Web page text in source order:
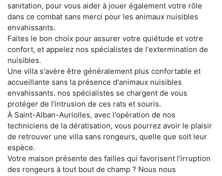
sanitation, pour vous aider à jouer également votre rôle
dans ce combat sans merci pour les animaux nuisibles
envahissants.
Faites le bon choix pour assurer votre quiétude et votre
confort, et appelez nos spécialistes de l'extermination de
nuisibles.
Une villa s'avère être généralement plus confortable et
accueillante sans la présence d'animaux nuisibles
envahissants. nos spécialistes se chargent de vous
protéger de l'intrusion de ces rats et souris.
À Saint-Alban-Auriolles, avec l'opération de nos
techniciens de la dératisation, vous pourrez avoir le plaisir
de retrouver une villa sans rongeurs, quelle que soit leur
espèce.
Votre maison présente des failles qui favorisent l'irruption
des rongeurs à tout bout de champ ? Nous nous